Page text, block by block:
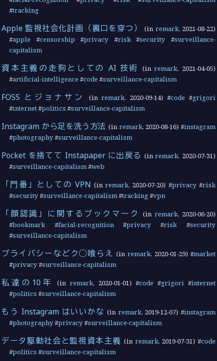
#tracking
Apple 監視社会化計画（裏口を穿つ） (in remark, 2021-08-22)
#apple #censorship #privacy #risk#security #surveillance-
capitalism
資本主義の走狗としての AI 技術 (inremark, 2021-04-05)
#artificial-intelligence #code #surveillance-capitalism
FOSS とジョナサン (inremark, 2020-09-14) #code #grigori
#internet#politics #surveillance-capitalism
Instagram から足を洗う方法 (in remark, 2020-08-16) #instagram
#photography#surveillance-capitalism
Pocket を捨てて Instapaper に出戻る (inremark, 2020-07-31)
#surveillance-capitalism#web
「門番」としての VPN (inremark, 2020-07-20) #privacy#risk
#security#surveillance-capitalism#tracking#vpn
「顔認識」に関するブックマーク (in remark, 2020-06-20)
#bookmark#facial-recognition#privacy #risk#security
#surveillance-capitalism
プライバシーなどク◯喰らえ (inremark, 2020-01-29) #market
#privacy#surveillance-capitalism
私達の10年 (inremark, 2020-01-01) #code #grigori#internet
#politics #surveillance-capitalism
もう Instagram はいいかな (in remark, 2019-12-07) #instagram
#photography#privacy#surveillance-capitalism
データ駆動社会と監視資本主義 (in remark, 2019-07-31) #code
#politics #surveillance-capitalism